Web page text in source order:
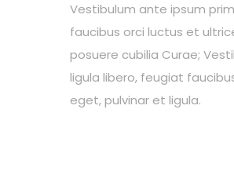
Vestibulum ante ipsum
faucibus orci luctus et
posuere cubilia Curae;
ligula libero, feugiat
eget, pulvinar et ligula.